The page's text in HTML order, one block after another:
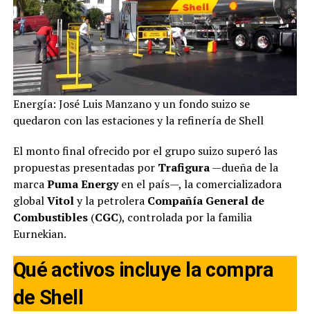
Energía: José Luis Manzano y un fondo suizo se
quedaron con las estaciones y la refinería de Shell
El monto final ofrecido por el grupo suizo superó las
propuestas presentadas por Trafigura—dueña de la
marcaPuma Energyen el país—, la comercializadora
globalVitoly la petrolera Compañía General de
Combustibles(CGC), controlada por la familia
Eurnekian.
Qué activos incluye la compra
de Shell